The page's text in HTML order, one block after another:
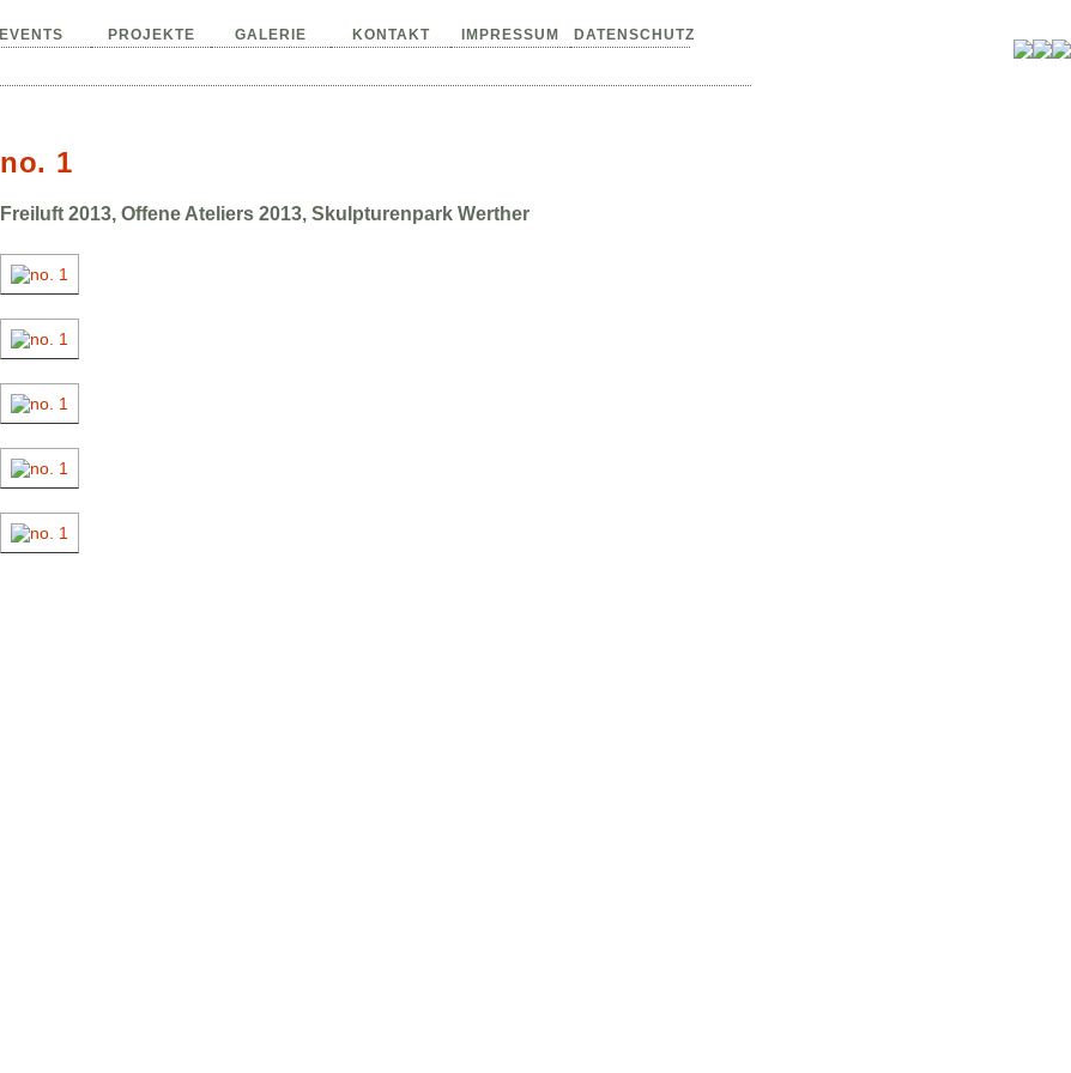
EVENTS PROJEKTE GALERIE KONTAKT IMPRESSUM DATENSCHUTZ
no. 1
Freiluft 2013, Offene Ateliers 2013, Skulpturenpark Werther